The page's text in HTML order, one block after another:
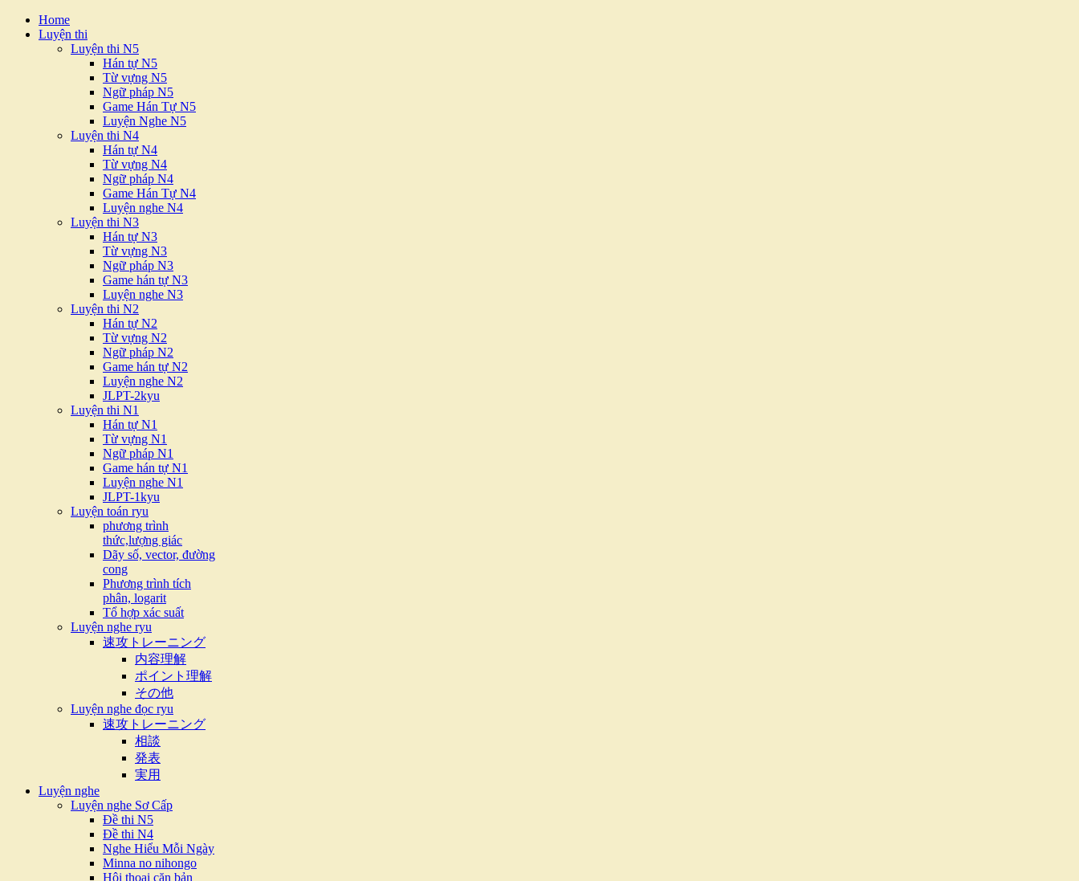
Home
Luyện thi
Luyện thi N5
Hán tự N5
Từ vựng N5
Ngữ pháp N5
Game Hán Tự N5
Luyện Nghe N5
Luyện thi N4
Hán tự N4
Từ vựng N4
Ngữ pháp N4
Game Hán Tự N4
Luyện nghe N4
Luyện thi N3
Hán tự N3
Từ vựng N3
Ngữ pháp N3
Game hán tự N3
Luyện nghe N3
Luyện thi N2
Hán tự N2
Từ vựng N2
Ngữ pháp N2
Game hán tự N2
Luyện nghe N2
JLPT-2kyu
Luyện thi N1
Hán tự N1
Từ vựng N1
Ngữ pháp N1
Game hán tự N1
Luyện nghe N1
JLPT-1kyu
Luyện toán ryu
phương trình
thức,lượng giác
Dãy số, vector, đường
cong
Phương trình tích
phân, logarit
Tổ hợp xác suất
Luyện nghe ryu
速攻トレーニング
内容理解
ポイント理解
その他
Luyện nghe đọc ryu
速攻トレーニング
相談
発表
実用
Luyện nghe
Luyện nghe Sơ Cấp
Đề thi N5
Đề thi N4
Nghe Hiểu Mỗi Ngày
Minna no nihongo
Hội thoại căn bản